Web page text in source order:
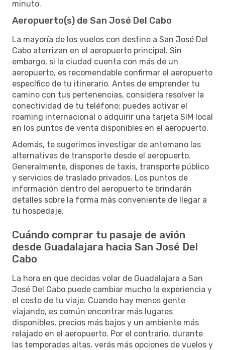
minuto.
Aeropuerto(s) de San José Del Cabo
La mayoría de los vuelos con destino a San José Del
Cabo aterrizan en el aeropuerto principal. Sin
embargo, si la ciudad cuenta con más de un
aeropuerto, es recomendable confirmar el aeropuerto
específico de tu itinerario. Antes de emprender tu
camino con tus pertenencias, considera resolver la
conectividad de tu teléfono; puedes activar el
roaming internacional o adquirir una tarjeta SIM local
en los puntos de venta disponibles en el aeropuerto.
Además, te sugerimos investigar de antemano las
alternativas de transporte desde el aeropuerto.
Generalmente, dispones de taxis, transporte público
y servicios de traslado privados. Los puntos de
información dentro del aeropuerto te brindarán
detalles sobre la forma más conveniente de llegar a
tu hospedaje.
Cuándo comprar tu pasaje de avión
desde Guadalajara hacia San José Del
Cabo
La hora en que decidas volar de Guadalajara a San
José Del Cabo puede cambiar mucho la experiencia y
el costo de tu viaje. Cuando hay menos gente
viajando, es común encontrar más lugares
disponibles, precios más bajos y un ambiente más
relajado en el aeropuerto. Por el contrario, durante
las temporadas altas, verás más opciones de vuelos y